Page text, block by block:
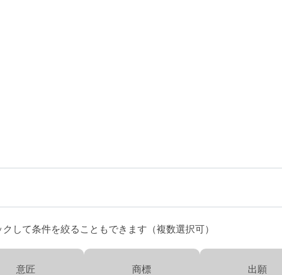
して条件を絞ることもできます（複数選択可）
意匠 商標 出願